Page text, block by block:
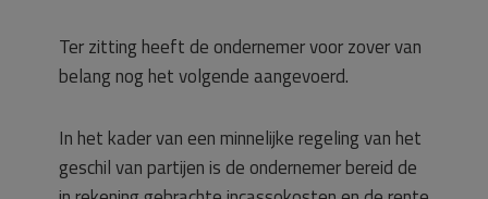
Ter zitting heeft de ondernemer voor zover van
belang nog het volgende aangevoerd.
In het kader van een minnelijke regeling van het
geschil van partijen is de ondernemer bereid de